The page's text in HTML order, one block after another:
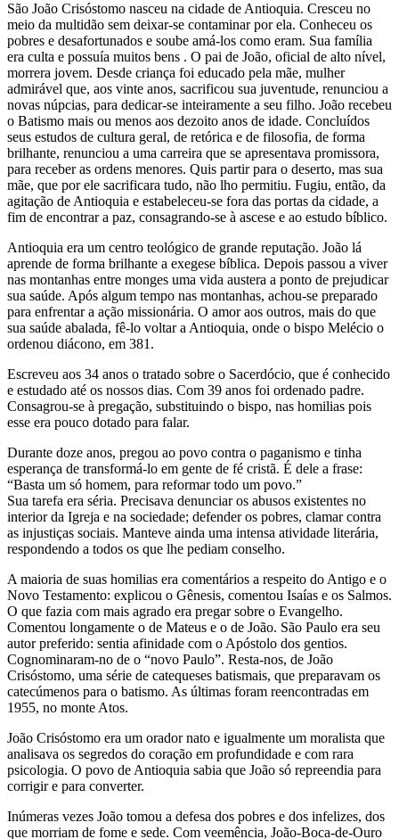
São João Crisóstomo nasceu na cidade de Antioquia. Cresceu no
meio da multidão sem deixar-se contaminar por ela. Conheceu os
pobres e desafortunados e soube amá-los como eram. Sua família
era culta e possuía muitos bens . O pai de João, oficial de alto nível,
morrera jovem. Desde criança foi educado pela mãe, mulher
admirável que, aos vinte anos, sacrificou sua juventude, renunciou a
novas núpcias, para dedicar-se inteiramente a seu filho. João recebeu
o Batismo mais ou menos aos dezoito anos de idade. Concluídos
seus estudos de cultura geral, de retórica e de filosofia, de forma
brilhante, renunciou a uma carreira que se apresentava promissora,
para receber as ordens menores. Quis partir para o deserto, mas sua
mãe, que por ele sacrificara tudo, não lho permitiu. Fugiu, então, da
agitação de Antioquia e estabeleceu-se fora das portas da cidade, a
fim de encontrar a paz, consagrando-se à ascese e ao estudo bíblico.
Antioquia era um centro teológico de grande reputação. João lá
aprende de forma brilhante a exegese bíblica. Depois passou a viver
nas montanhas entre monges uma vida austera a ponto de prejudicar
sua saúde. Após algum tempo nas montanhas, achou-se preparado
para enfrentar a ação missionária. O amor aos outros, mais do que
sua saúde abalada, fê-lo voltar a Antioquia, onde o bispo Melécio o
ordenou diácono, em 381.
Escreveu aos 34 anos o tratado sobre o Sacerdócio, que é conhecido
e estudado até os nossos dias. Com 39 anos foi ordenado padre.
Consagrou-se à pregação, substituindo o bispo, nas homilias pois
esse era pouco dotado para falar.
Durante doze anos, pregou ao povo contra o paganismo e tinha
esperança de transformá-lo em gente de fé cristã. É dele a frase:
“Basta um só homem, para reformar todo um povo.”
Sua tarefa era séria. Precisava denunciar os abusos existentes no
interior da Igreja e na sociedade; defender os pobres, clamar contra
as injustiças sociais. Manteve ainda uma intensa atividade literária,
respondendo a todos os que lhe pediam conselho.
A maioria de suas homilias era comentários a respeito do Antigo e o
Novo Testamento: explicou o Gênesis, comentou Isaías e os Salmos.
O que fazia com mais agrado era pregar sobre o Evangelho.
Comentou longamente o de Mateus e o de João. São Paulo era seu
autor preferido: sentia afinidade com o Apóstolo dos gentios.
Cognominaram-no de o “novo Paulo”. Resta-nos, de João
Crisóstomo, uma série de catequeses batismais, que preparavam os
catecúmenos para o batismo. As últimas foram reencontradas em
1955, no monte Atos.
João Crisóstomo era um orador nato e igualmente um moralista que
analisava os segredos do coração em profundidade e com rara
psicologia. O povo de Antioquia sabia que João só repreendia para
corrigir e para converter.
Inúmeras vezes João tomou a defesa dos pobres e dos infelizes, dos
que morriam de fome e sede. Com veemência, João-Boca-de-Ouro